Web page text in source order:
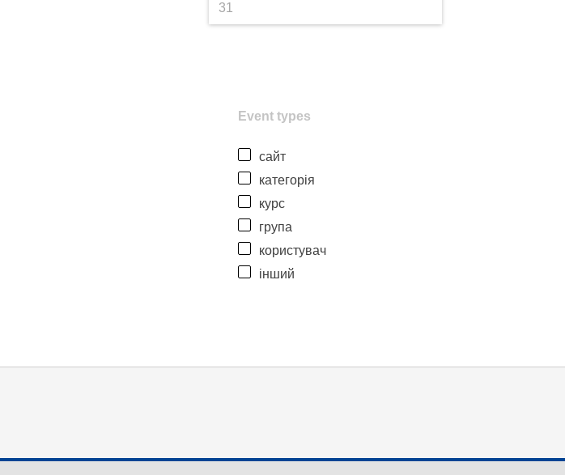
31
Event types
сайт
категорія
курс
група
користувач
інший